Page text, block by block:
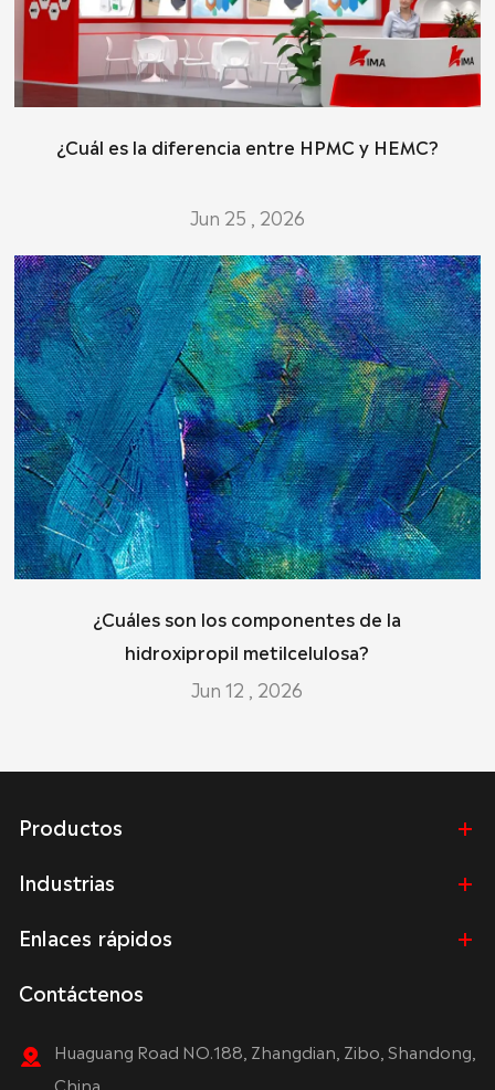
¿Cuál es la diferencia entre HPMC y HEMC?
Jun 25 , 2026
¿Cuáles son los componentes de la
hidroxipropil metilcelulosa?
Jun 12 , 2026
Productos
Industrias
Enlaces rápidos
Contáctenos
Huaguang Road NO.188, Zhangdian, Zibo, Shandong,
China